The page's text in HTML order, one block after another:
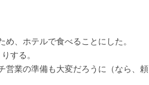
、ホテルで食べることにした。
する。
営業の準備も大変だろうに（なら、頼